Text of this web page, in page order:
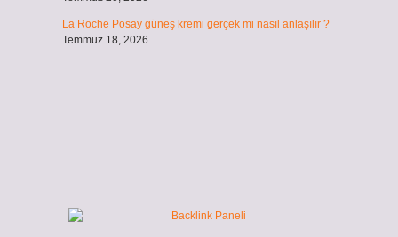
La Roche Posay güneş kremi gerçek mi nasıl anlaşılır ?
Temmuz 18, 2026